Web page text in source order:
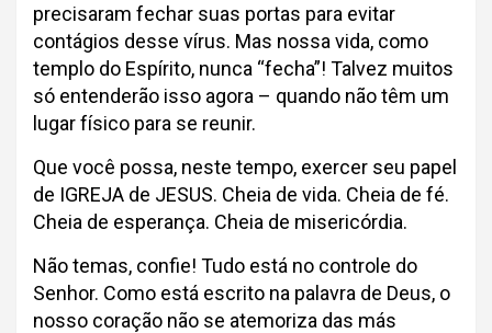
precisaram fechar suas portas para evitar
contágios desse vírus. Mas nossa vida, como
templo do Espírito, nunca “fecha”! Talvez muitos
só entenderão isso agora – quando não têm um
lugar físico para se reunir.
Que você possa, neste tempo, exercer seu papel
de IGREJA de JESUS. Cheia de vida. Cheia de fé.
Cheia de esperança. Cheia de misericórdia.
Não temas, confie! Tudo está no controle do
Senhor. Como está escrito na palavra de Deus, o
nosso coração não se atemoriza das más